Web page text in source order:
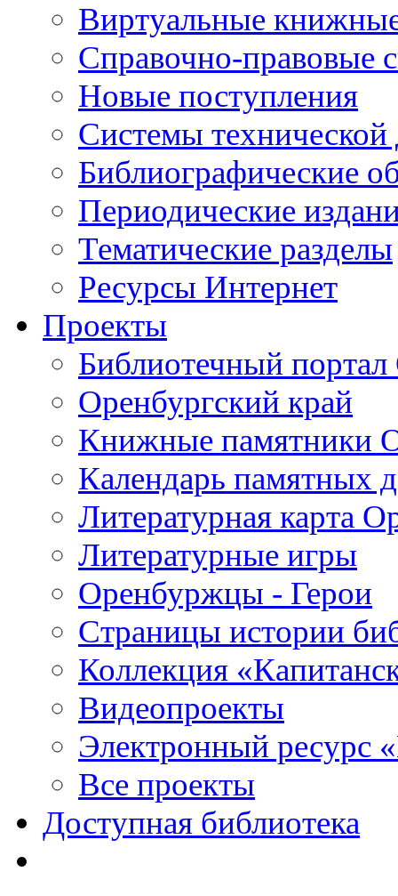
Виртуальные
Справочно-правовые
Новые поступления
Cистемы
Библиографические
Периодические
Тематические разделы
Ресурсы Интернет
Проекты
Библиотечный портал
Оренбургский край
Книжные памятники
Календарь памятных
Литературная карта
Литературные игры
Оренбуржцы - Герои
Страницы истории
Коллекция
Видеопроекты
Электронный ресурс
Все проекты
Доступная библиотека